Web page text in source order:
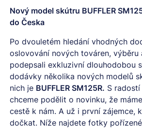
Nový model skútru BUFFLER
do Česka
Po dvouletém hledání vhodných
oslovování nových továren, výběru
podepsali exkluzivní dlouhodobou
dodávky několika nových modelů
nich je BUFFLER SM125R. S radostí
chceme podělit o novinku, že
cestě k nám. A už i první zájemce,
dočkat. Níže najdete fotky